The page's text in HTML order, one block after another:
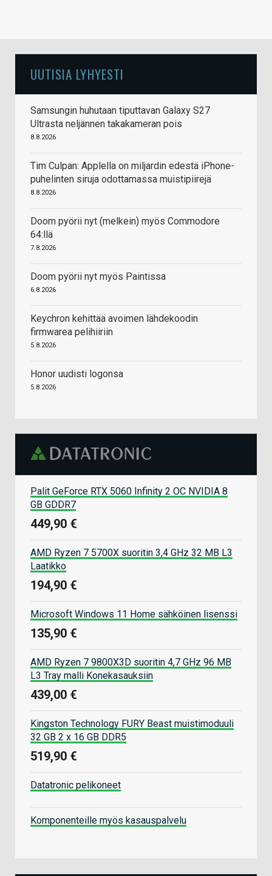
UUTISIA LYHYESTI
Samsungin huhutaan tiputtavan Galaxy S27
Ultrasta neljännen takakameran pois
8.8.2026
Tim Culpan: Applella on miljardin edestä iPhone-
puhelinten siruja odottamassa muistipiirejä
8.8.2026
Doom pyörii nyt (melkein) myös Commodore
64:llä
7.8.2026
Doom pyörii nyt myös Paintissa
6.8.2026
Keychron kehittää avoimen lähdekoodin
firmwarea pelihiiriin
5.8.2026
Honor uudisti logonsa
5.8.2026
Palit GeForce RTX 5060 Infinity 2 OC NVIDIA 8
GB GDDR7
449,90 €
AMD Ryzen 7 5700X suoritin 3,4 GHz 32 MB L3
Laatikko
194,90 €
Microsoft Windows 11 Home sähköinen lisenssi
135,90 €
AMD Ryzen 7 9800X3D suoritin 4,7 GHz 96 MB
L3 Tray malli Konekasauksiin
439,00 €
Kingston Technology FURY Beast muistimoduuli
32 GB 2 x 16 GB DDR5
519,90 €
Datatronic pelikoneet
Komponenteille myös kasauspalvelu